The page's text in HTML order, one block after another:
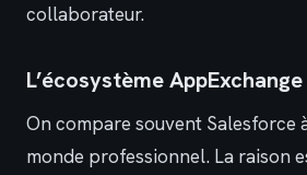
collaborateur.
L’écosystème AppExchange
On compare souvent Salesforce
monde professionnel. La raison